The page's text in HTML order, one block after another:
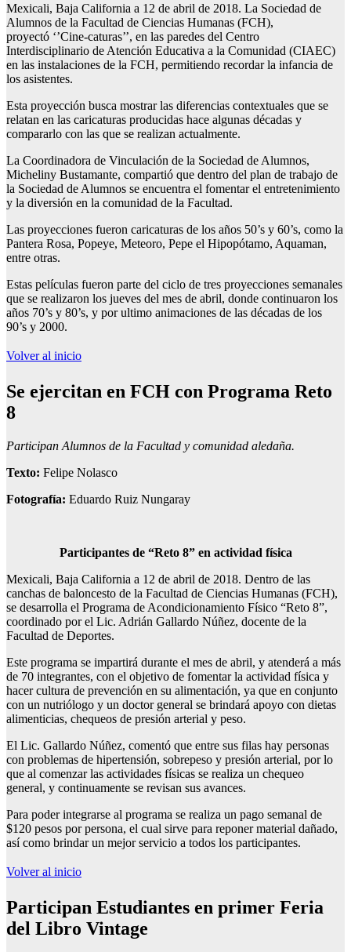
Mexicali, Baja California a 12 de abril de 2018. La Sociedad de
Alumnos de la Facultad de Ciencias Humanas (FCH),
proyectó ‘’Cine-caturas’’, en las paredes del Centro
Interdisciplinario de Atención Educativa a la Comunidad (CIAEC)
en las instalaciones de la FCH, permitiendo recordar la infancia de
los asistentes.
Esta proyección busca mostrar las diferencias contextuales que se
relatan en las caricaturas producidas hace algunas décadas y
compararlo con las que se realizan actualmente.
La Coordinadora de Vinculación de la Sociedad de Alumnos,
Micheliny Bustamante, compartió que dentro del plan de trabajo de
la Sociedad de Alumnos se encuentra el fomentar el entretenimiento
y la diversión en la comunidad de la Facultad.
Las proyecciones fueron caricaturas de los años 50’s y 60’s, como la
Pantera Rosa, Popeye, Meteoro, Pepe el Hipopótamo, Aquaman,
entre otras.
Estas películas fueron parte del ciclo de tres proyecciones semanales
que se realizaron los jueves del mes de abril, donde continuaron los
años 70’s y 80’s, y por ultimo animaciones de las décadas de los
90’s y 2000.
Volver al inicio
Se ejercitan en FCH con Programa Reto
8
Participan Alumnos de la Facultad y comunidad aledaña.
Texto: Felipe Nolasco
Fotografía: Eduardo Ruiz Nungaray
Participantes de “Reto 8” en actividad física
Mexicali, Baja California a 12 de abril de 2018. Dentro de las
canchas de baloncesto de la Facultad de Ciencias Humanas (FCH),
se desarrolla el Programa de Acondicionamiento Físico “Reto 8”,
coordinado por el Lic. Adrián Gallardo Núñez, docente de la
Facultad de Deportes.
Este programa se impartirá durante el mes de abril, y atenderá a más
de 70 integrantes, con el objetivo de fomentar la actividad física y
hacer cultura de prevención en su alimentación, ya que en conjunto
con un nutriólogo y un doctor general se brindará apoyo con dietas
alimenticias, chequeos de presión arterial y peso.
El Lic. Gallardo Núñez, comentó que entre sus filas hay personas
con problemas de hipertensión, sobrepeso y presión arterial, por lo
que al comenzar las actividades físicas se realiza un chequeo
general, y continuamente se revisan sus avances.
Para poder integrarse al programa se realiza un pago semanal de
$120 pesos por persona, el cual sirve para reponer material dañado,
así como brindar un mejor servicio a todos los participantes.
Volver al inicio
Participan Estudiantes en primer Feria
del Libro Vintage